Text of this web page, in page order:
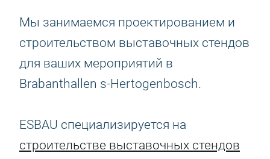
Мы занимаемся проектированием и
строительством выставочных стендов
для ваших мероприятий в
Brabanthallen s-Hertogenbosch.
ESBAU специализируется на
строительстве выставочных стендов